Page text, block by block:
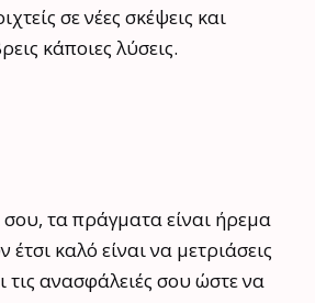
σε νέες σκέψεις και
κάποιες λύσεις.
τα πράγματα είναι ήρεμα
έτσι καλό είναι να μετριάσεις
τις ανασφάλειές σου ώστε να